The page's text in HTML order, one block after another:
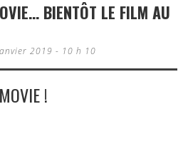
BIENTÔT LE FILM AU
2019 - 10 h 10
!